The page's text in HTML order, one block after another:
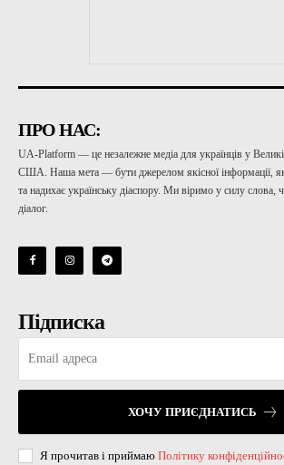
ПРО НАС:
UA-Platform — це незалежне медіа для українців у
США. Наша мета — бути джерелом якісної інформації,
та надихає українську діаспору. Ми віримо у силу слова,
діалог.
Підписка
ХОЧУ ПРИЄДНАТИСЬ
Я прочитав і приймаю Політику